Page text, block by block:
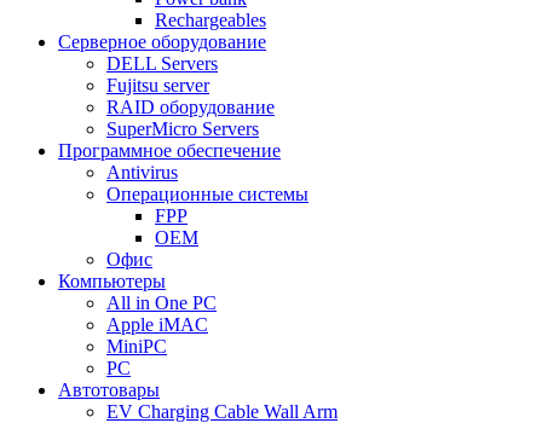
Rechargeables
Серверное оборудование
DELL Servers
Fujitsu server
RAID оборудование
SuperMicro Servers
Программное обеспечение
Antivirus
Операционные системы
FPP
OEM
Офис
Компьютеры
All in One PC
Apple iMAC
MiniPC
PC
Автотовары
EV Charging Cable Wall Arm